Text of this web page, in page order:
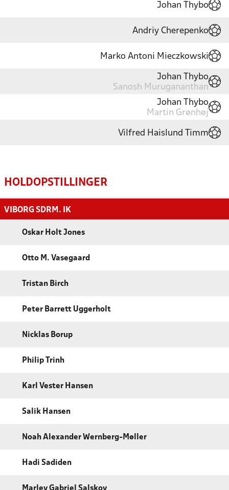
Johan Thybo
Andriy Cherepenko
Marko Antoni Mieczkowski
Johan Thybo
Sanosh Murugananthan
Johan Thybo
Martin Grønhøj
Vilfred Haislund Timm
HOLDOPSTILLINGER
VIBORG SDRM. IK
Oskar Holt Jones
Otto M. Vasegaard
Tristan Birch
Peter Barrett Uggerholt
Nicklas Borup
Philip Trinh
Karl Vester Hansen
Salik Hansen
Noah Alexander Wernberg-Møller
Hadi Sadiden
Marley Gabriel Salskov